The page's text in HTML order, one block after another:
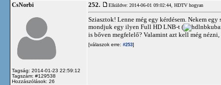
CsNorbi
Tagság: 2014-01-23 22:59:12
Tagszám: #129538
Hozzászólások: 26
252. Elküldve: 2014-06-01 09:02:44, HDTV hogyan
Sziasztok! Lenne még egy kérdésem. Nekem
mondjuk egy ilyen Full HD LNB-t (
is bőven megfelelő? Valamint azt kell még
[válaszok erre: #253]